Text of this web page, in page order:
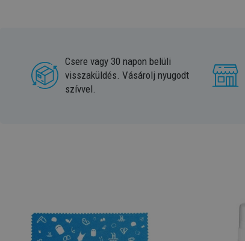
Csere vagy 30 napon belüli
visszaküldés. Vásárolj nyugodt
szívvel.